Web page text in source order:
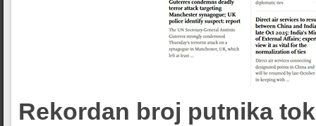
Rekordan broj putnika